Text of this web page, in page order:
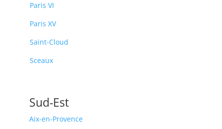
Paris VI
Paris XV
Saint-Cloud
Sceaux
Sud-Est
Aix-en-Provence